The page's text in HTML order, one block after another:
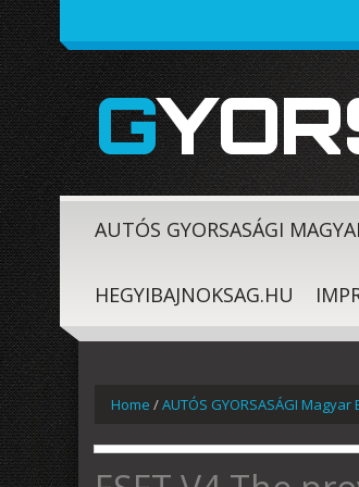
AUTÓS GYORSASÁGI
HEGYIBAJNOKSAG.HU
Home /AUTÓS GYORSASÁGI